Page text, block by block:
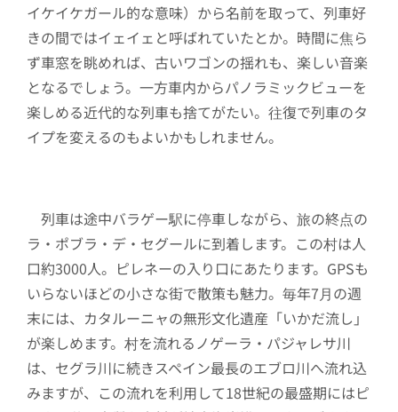
イケイケガール的な意味）から名前を取って、列車好
きの間ではイェイェと呼ばれていたとか。時間に焦ら
ず車窓を眺めれば、古いワゴンの揺れも、楽しい音楽
となるでしょう。一方車内からパノラミックビューを
楽しめる近代的な列車も捨てがたい。往復で列車のタ
イプを変えるのもよいかもしれません。
列車は途中バラゲー駅に停車しながら、旅の終点の
ラ・ポブラ・デ・セグールに到着します。この村は人
口約3000人。ピレネーの入り口にあたります。GPSも
いらないほどの小さな街で散策も魅力。毎年7月の週
末には、カタルーニャの無形文化遺産「いかだ流し」
が楽しめます。村を流れるノゲーラ・パジャレサ川
は、セグラ川に続きスペイン最長のエブロ川へ流れ込
みますが、この流れを利用して18世紀の最盛期にはピ